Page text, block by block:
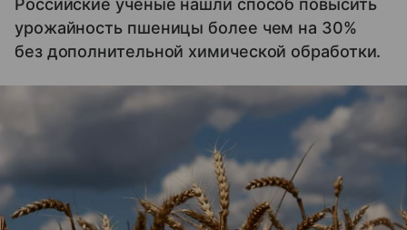
Российские ученые нашли способ повысить
урожайность пшеницы более чем на 30%
без дополнительной химической обработки.